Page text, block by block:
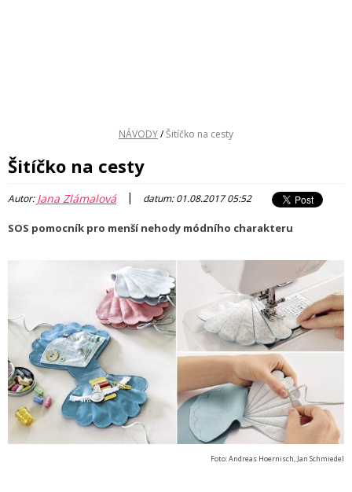
NÁVODY/Šitíčko na cesty
Šitíčko na cesty
Autor:Jana Zlámalová | datum: 01.08.2017 05:52
SOS pomocník pro menší nehody módního charakteru
Foto: Andreas Hoernisch, Jan Schmiedel